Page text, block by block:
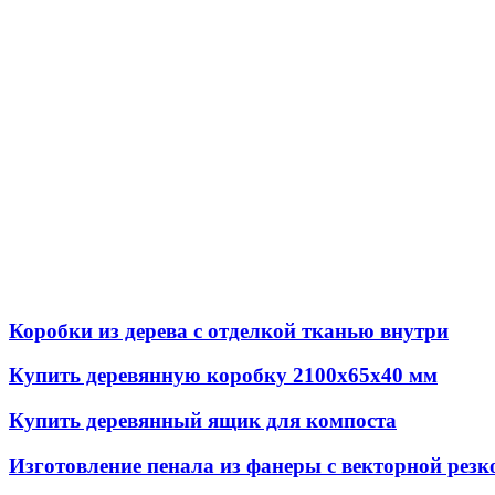
Коробки из дерева с отделкой тканью внутри
Купить деревянную коробку 2100х65х40 мм
Купить деревянный ящик для компоста
Изготовление пенала из фанеры с векторной